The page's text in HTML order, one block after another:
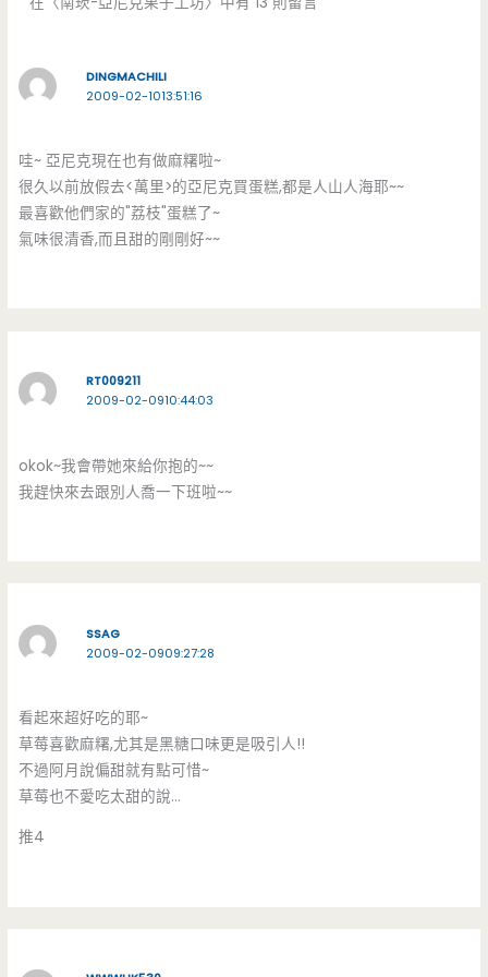
DINGMACHILI
2009-02-1013:51:16
哇~ 亞尼克現在也有做麻糬啦~
很久以前放假去<萬里>的亞尼克買蛋糕,都是人山人海耶~~
最喜歡他們家的"荔枝"蛋糕了~
氣味很清香,而且甜的剛剛好~~
RT009211
2009-02-0910:44:03
okok~我會帶她來給你抱的~~
我趕快來去跟別人喬一下班啦~~
SSAG
2009-02-0909:27:28
看起來超好吃的耶~
草莓喜歡麻糬,尤其是黑糖口味更是吸引人!!
不過阿月說偏甜就有點可惜~
草莓也不愛吃太甜的說…
推4